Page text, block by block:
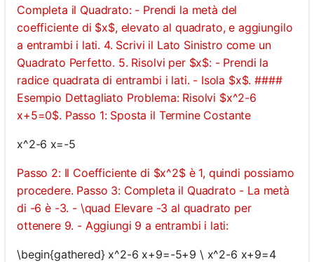
Completa il Quadrato: - Prendi la metà del
coefficiente di $x$, elevato al quadrato, e aggiungilo
a entrambi i lati. 4. Scrivi il Lato Sinistro come un
Quadrato Perfetto. 5. Risolvi per $x$: - Prendi la
radice quadrata di entrambi i lati. - Isola $x$. ####
Esempio Dettagliato Problema: Risolvi $x^2-6
x+5=0$. Passo 1: Sposta il Termine Costante
x^2-6 x=-5
Passo 2: Il Coefficiente di $x^2$ è 1, quindi possiamo
procedere. Passo 3: Completa il Quadrato - La metà
di -6 è -3. - \quad Elevare -3 al quadrato per
ottenere 9. - Aggiungi 9 a entrambi i lati:
\begin{gathered} x^2-6 x+9=-5+9 \ x^2-6 x+9=4